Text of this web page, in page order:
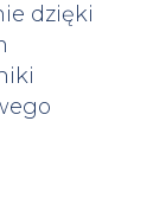
dzięki